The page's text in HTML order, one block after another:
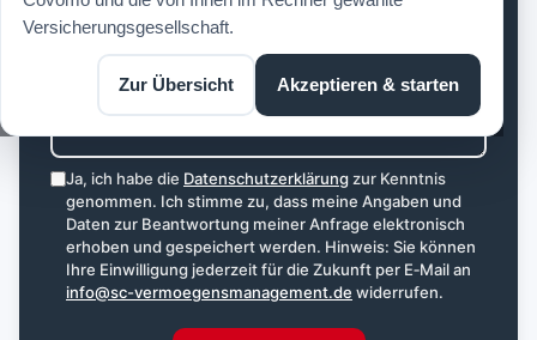
Versicherungsgesellschaft.
Zur Übersicht Akzeptieren & starten
Ja, ich habe die Datenschutzerklärungzur Kenntnis
genommen. Ich stimme zu, dass meine Angaben und
Daten zur Beantwortung meiner Anfrage elektronisch
erhoben und gespeichert werden. Hinweis: Sie können
Ihre Einwilligung jederzeit für die Zukunft per E‑Mail an
info@sc-vermoegensmanagement.de widerrufen.